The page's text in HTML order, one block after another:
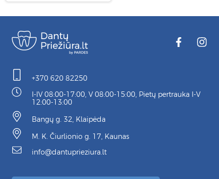
+370 620 82250
I-IV 08:00-17:00, V 08:00-15:00, Pietų pertrauka I-V
12:00-13:00
Bangų g. 32, Klaipėda
M. K. Čiurlionio g. 17, Kaunas
info@dantuprieziura.lt